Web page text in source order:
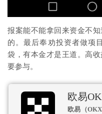
报案能不能拿回来资金不
的。最后奉劝投资者做项
袋，有本金才是王道。高
要参与。
欧易
欧易（